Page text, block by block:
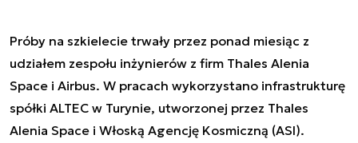
Próby na szkielecie trwały przez ponad miesiąc z
udziałem zespołu inżynierów z firm Thales Alenia
Space i Airbus. W pracach wykorzystano infrastrukturę
spółki ALTEC w Turynie, utworzonej przez Thales
Alenia Space i Włoską Agencję Kosmiczną (ASI).